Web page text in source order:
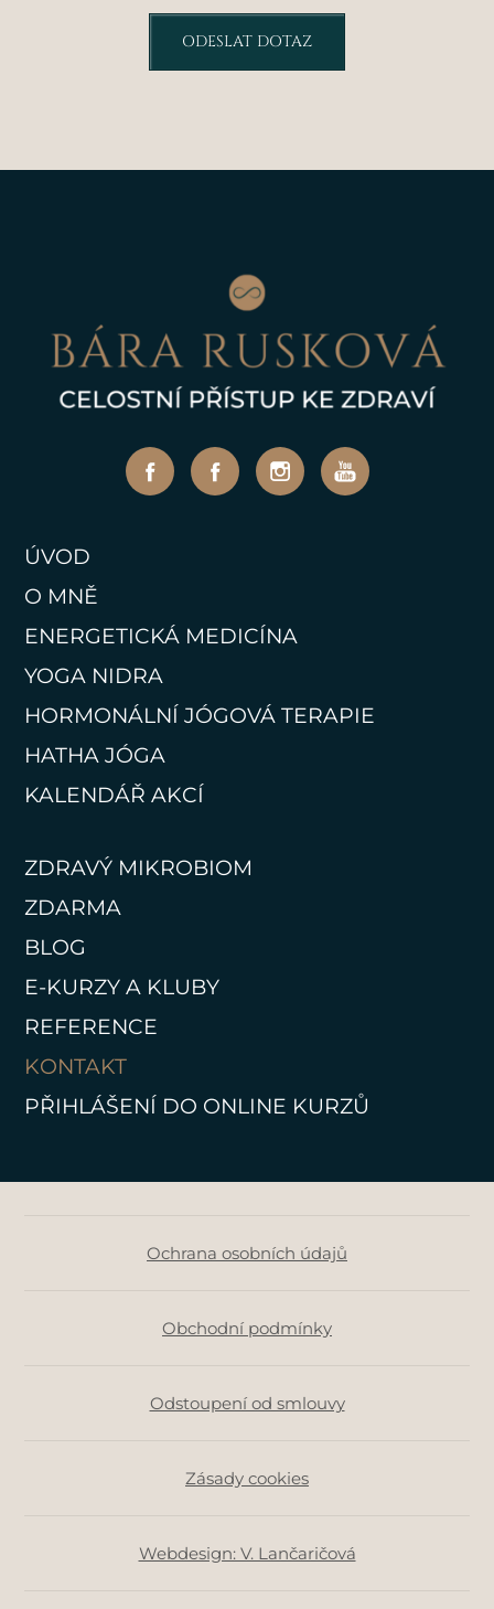
ODESLAT DOTAZ
ÚVOD
O MNĚ
ENERGETICKÁ MEDICÍNA
YOGA NIDRA
HORMONÁLNÍ JÓGOVÁ TERAPIE
HATHA JÓGA
KALENDÁŘ AKCÍ
ZDRAVÝ MIKROBIOM
ZDARMA
BLOG
E-KURZY A KLUBY
REFERENCE
KONTAKT
PŘIHLÁŠENÍ DO ONLINE KURZŮ
Ochrana osobních údajů
Obchodní podmínky
Odstoupení od smlouvy
Zásady cookies
Webdesign: V. Lančaričová